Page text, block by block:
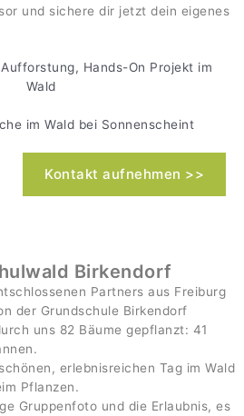
und sichere dir jetzt dein eigenes
Kontakt aufnehmen >>
Birkendorf
Partners aus Freiburg
der Grundschule Birkendorf
uns 82 Bäume gepflanzt: 41
erlebnisreichen Tag im Wald
Pflanzen.
Gruppenfoto und die Erlaubnis, es